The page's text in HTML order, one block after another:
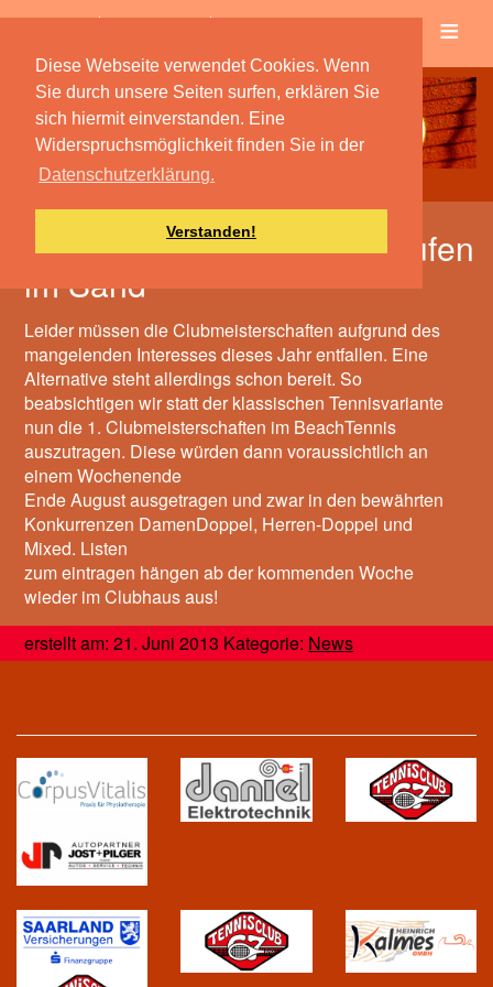
Diese Webseite verwendet Cookies. Wenn
Sie durch unsere Seiten surfen, erklären Sie
sich hiermit einverstanden. Eine
Widerspruchsmöglichkeit finden Sie in der
Datenschutzerklärung.
Verstanden!
≡
Clubmeisterschaften verlaufen
im Sand
Leider müssen die Clubmeisterschaften aufgrund des
mangelenden Interesses dieses Jahr entfallen. Eine
Alternative steht allerdings schon bereit. So
beabsichtigen wir statt der klassischen Tennisvariante
nun die 1. Clubmeisterschaften im BeachTennis
auszutragen. Diese würden dann voraussichtlich an
einem Wochenende
Ende August ausgetragen und zwar in den bewährten
Konkurrenzen DamenDoppel, Herren-Doppel und
Mixed. Listen
zum eintragen hängen ab der kommenden Woche
wieder im Clubhaus aus!
erstellt am: 21. Juni 2013 Kategorie: News